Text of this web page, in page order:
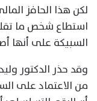
لكن هذا الحافز
استطاع شخص ما
السبيكة على أنها
وقد حذر الدكتور
من الاعتماد على